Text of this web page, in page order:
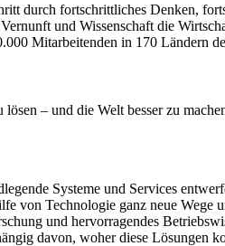
durch fortschrittliches Denken,
und Wissenschaft die
Mitarbeitenden in 170 Ländern
– und die Welt besser zu
Systeme und Services
Technologie ganz neue
und hervorragendes
davon, woher diese Lösungen